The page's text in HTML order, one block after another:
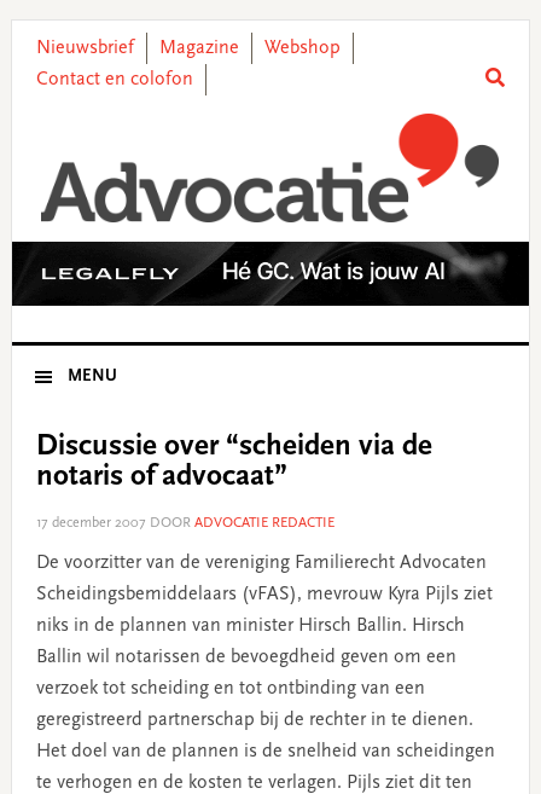
primary
main
primary
footer
Nieuwsbrief Magazine
Webshop
Contact en colofon
MENU
Discussie over “scheiden via de
notaris of advocaat”
17 december 2007 DOOR ADVOCATIE REDACTIE
De voorzitter van de vereniging Familierecht Advocaten
Scheidingsbemiddelaars (vFAS), mevrouw Kyra Pijls ziet
niks in de plannen van minister Hirsch Ballin. Hirsch
Ballin wil notarissen de bevoegdheid geven om een
verzoek tot scheiding en tot ontbinding van een
geregistreerd partnerschap bij de rechter in te dienen.
Het doel van de plannen is de snelheid van scheidingen
te verhogen en de kosten te verlagen. Pijls ziet dit ten